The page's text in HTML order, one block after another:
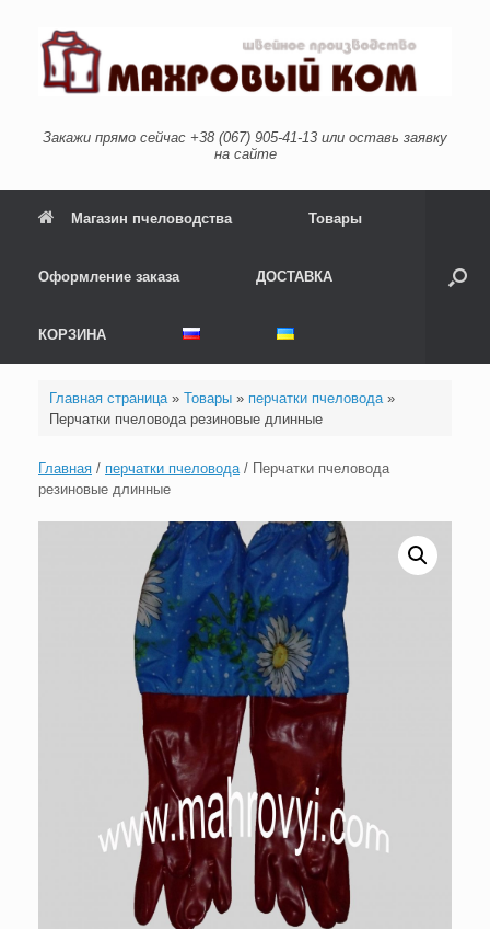
содержанию
Закажи прямо сейчас +38 (067) 905-41-13 или оставь заявку
на сайте
Магазин пчеловодства Товары
Оформление заказа ДОСТАВКА
КОРЗИНА
Главная страница» Товары» перчатки пчеловода»
Перчатки пчеловода резиновые длинные
Главная / перчатки пчеловода/ Перчатки пчеловода
резиновые длинные